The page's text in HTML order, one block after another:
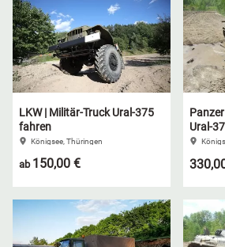
LKW | Militär-Truck Ural-375
fahren
Königsee, Thüringen
ab 150,00 €
Ural-